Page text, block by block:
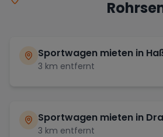
Sportwagen mieten in
3 km entfernt
Sportwagen mieten in
3 km entfernt